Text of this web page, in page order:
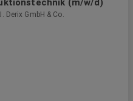
(m/w/d)
Derix GmbH & Co.